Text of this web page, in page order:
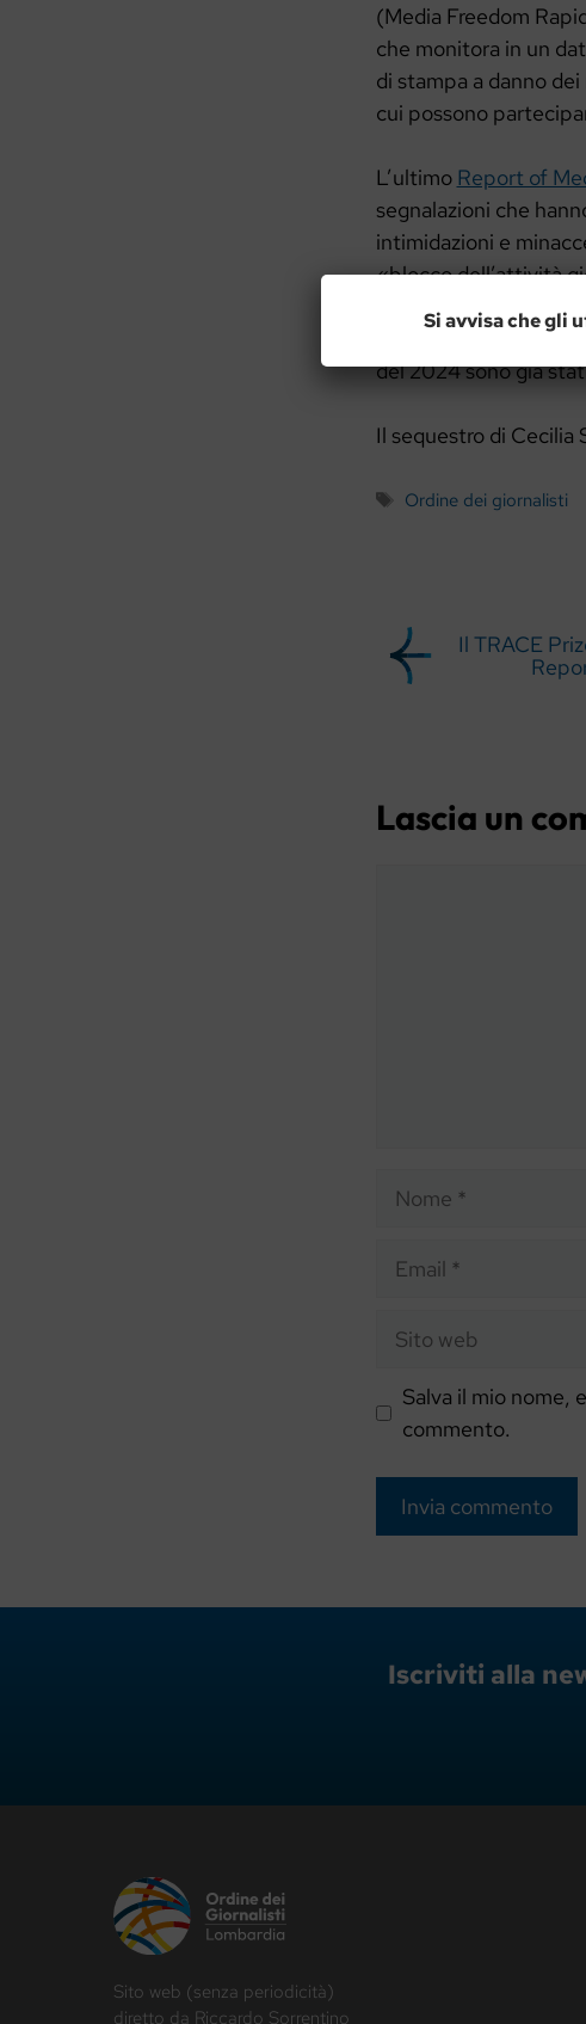
(Media Freedom
che monitora in un
di stampa a danno
cui possono
L’ultimo Report of
segnalazioni che
intimidazioni e
«blocco dell’attività
possibilità di essere
contenuti
del 2024 sono già
Il sequestro di Cecilia
Tag
Ordine dei giornalisti
Il TRACE
Lascia un
Nome
Email
Sito
Salva il mio nome,
commento.
Iscriviti alla
Sito web (senza periodicità)
diretto da Riccardo Sorrentino
Si avvisa che gli